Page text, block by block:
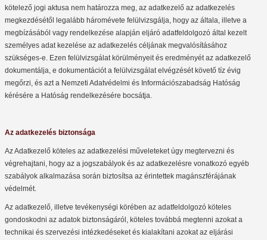
kötelező jogi aktusa nem határozza meg, az adatkezelő az adatkezelés
megkezdésétől legalább háromévete felülvizsgálja, hogy az általa, illetve a
megbízásából vagy rendelkezése alapján eljáró adatfeldolgozó által kezelt
személyes adat kezelése az adatkezelés céljának megvalósításához
szükséges-e. Ezen felülvizsgálat körülményeit és eredményét az adatkezelő
dokumentálja, e dokumentációt a felülvizsgálat elvégzését követő tíz évig
megőrzi, és azt a Nemzeti Adatvédelmi és Információszabadság Hatóság
kérésére a Hatóság rendelkezésére bocsátja.
Az adatkezelés biztonsága
Az Adatkezelő köteles az adatkezelési műveleteket úgy megtervezni és
végrehajtani, hogy az a jogszabályok és az adatkezelésre vonatkozó egyéb
szabályok alkalmazása során biztosítsa az érintettek magánszférájának
védelmét.
Az adatkezelő, illetve tevékenységi körében az adatfeldolgozó köteles
gondoskodni az adatok biztonságáról, köteles továbbá megtenni azokat a
technikai és szervezési intézkedéseket és kialakítani azokat az eljárási